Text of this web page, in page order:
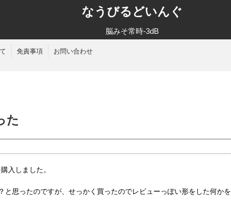
なうびるどいんぐ
脳みそ常時-3dB
免責事項 お問い合わせ
た
入しました。
と思ったのですが、せっかく買ったのでレビューっぽい形をした何かを